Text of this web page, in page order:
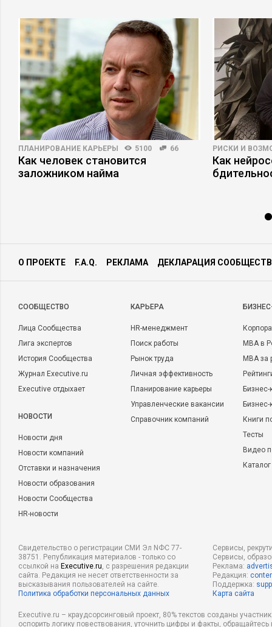
ПЛАНИРОВАНИЕ КАРЬЕРЫ 5100 66
Как человек становится
заложником найма
РИСКИ И
Как
О ПРОЕКТЕ F.A.Q. РЕКЛАМА ДЕКЛАРАЦИЯ
CООБЩЕСТВО
Лица Сообщества
Лига экспертов
История Сообщества
Журнал Executive.ru
Executive отдыхает
НОВОСТИ
Новости дня
Новости компаний
Отставки и назначения
Новости образования
Новости Сообщества
HR-новости
КАРЬЕРА
HR-менеджмент
Поиск работы
Рынок труда
Личная эффективность
Планирование карьеры
Управленческие вакансии
Справочник компаний
MBA в
MBA
Бизнес-
Книги
Тесты
Видео
Свидетельство о регистрации СМИ Эл NФС 77-
38751. Републикация материалов - только со
ссылкой на Executive.ru, с разрешения редакции
сайта. Редакция не несет ответственности за
высказывания пользователей на сайте.
Политика обработки персональных данных
Сервисы,
Сервисы,
Реклама:
Редакция:
Поддержка:
Карта сайта
Executive.ru – краудсорсинговый проект, 80% текстов созданы
оспорить логику повествования, уточнить цифры и факты,